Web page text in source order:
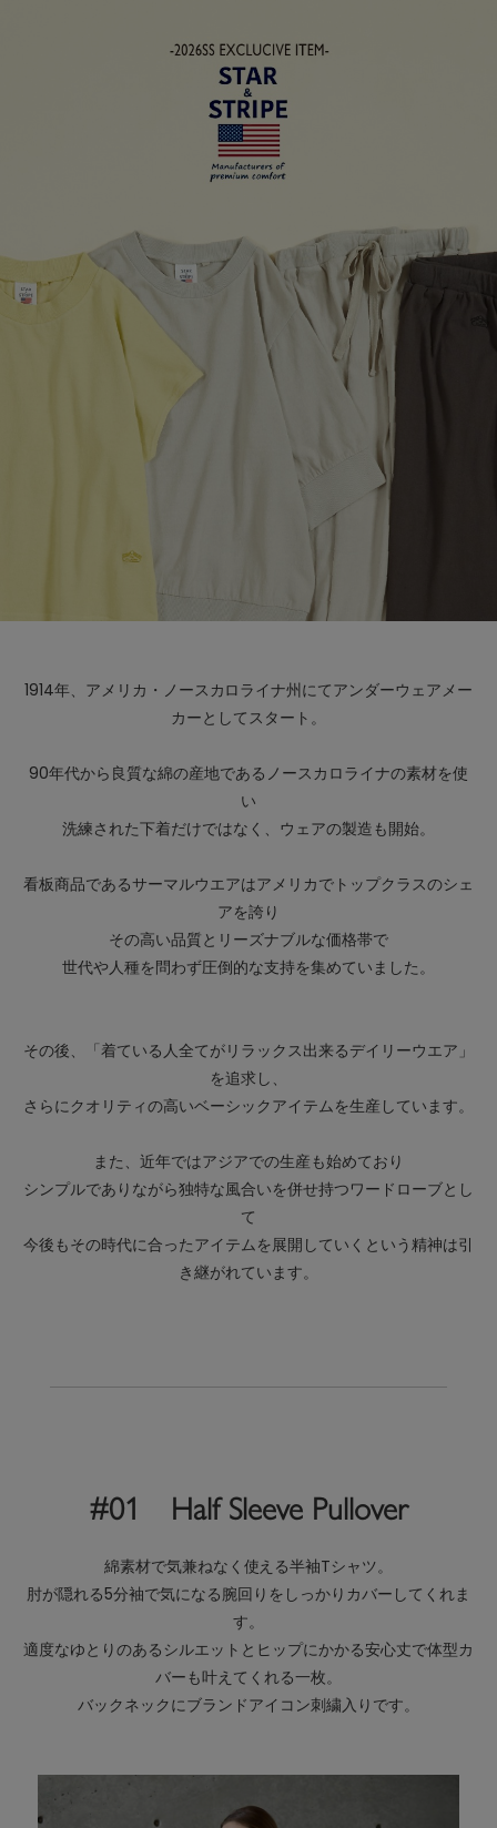
1914年、アメリカ・ノースカロライナ州にてアンダーウェアメー
カーとしてスタート。
90年代から良質な綿の産地であるノースカロライナの素材を使
い
洗練された下着だけではなく、ウェアの製造も開始。
看板商品であるサーマルウエアはアメリカでトップクラスのシェ
アを誇り
その高い品質とリーズナブルな価格帯で
世代や人種を問わず圧倒的な支持を集めていました。
その後、「着ている人全てがリラックス出来るデイリーウエア」
を追求し、
さらにクオリティの高いベーシックアイテムを生産しています。
また、近年ではアジアでの生産も始めており
シンプルでありながら独特な風合いを併せ持つワードローブとし
て
今後もその時代に合ったアイテムを展開していくという精神は引
き継がれています。
#01 Half Sleeve Pullover
綿素材で気兼ねなく使える半袖Tシャツ。
肘が隠れる5分袖で気になる腕回りをしっかりカバーしてくれま
す。
適度なゆとりのあるシルエットとヒップにかかる安心丈で体型カ
バーも叶えてくれる一枚。
バックネックにブランドアイコン刺繍入りです。